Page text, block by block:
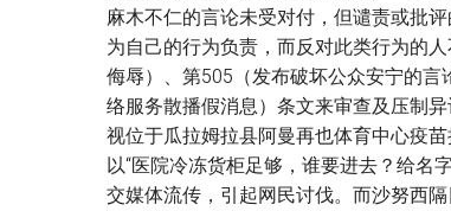
麻木不仁的言论未受对付，但谴责或批
为自己的行为负责，而反对此类行为的
侮辱）、第505（发布破坏公众安宁的
络服务散播假消息）条文来审查及压制
视位于瓜拉姆拉县阿曼再也体育中心疫
以“医院冷冻货柜足够，谁要进去？给
交媒体流传，引起网民讨伐。而沙努西